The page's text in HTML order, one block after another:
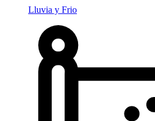
Lluvia y Frio